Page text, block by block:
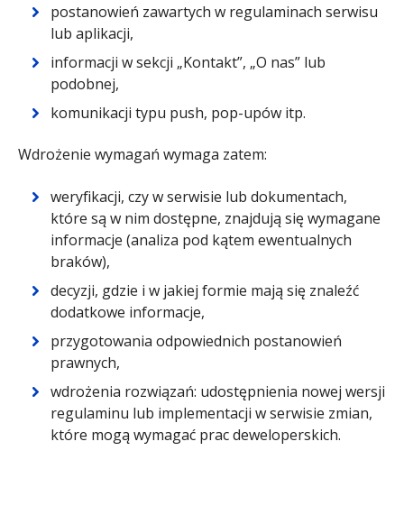
postanowień zawartych w regulaminach serwisu
lub aplikacji,
informacji w sekcji „Kontakt”, „O nas” lub
podobnej,
komunikacji typu push, pop-upów itp.
Wdrożenie wymagań wymaga zatem:
weryfikacji, czy w serwisie lub dokumentach,
które są w nim dostępne, znajdują się wymagane
informacje (analiza pod kątem ewentualnych
braków),
decyzji, gdzie i w jakiej formie mają się znaleźć
dodatkowe informacje,
przygotowania odpowiednich postanowień
prawnych,
wdrożenia rozwiązań: udostępnienia nowej wersji
regulaminu lub implementacji w serwisie zmian,
które mogą wymagać prac deweloperskich.